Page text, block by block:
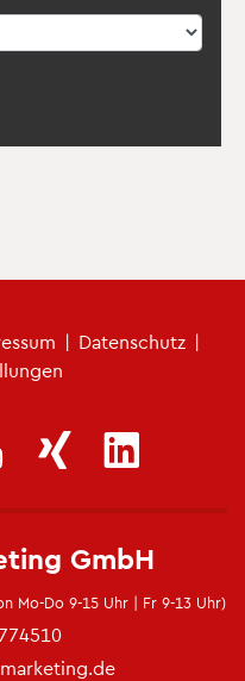
| Da­ten­schutz |
GmbH
Mo-Do 9-15 Uhr | Fr 9-13 Uhr)